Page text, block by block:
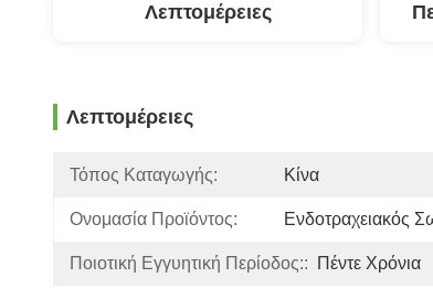
Λεπτομέρειες
Λεπτομέρειες
Τόπος Καταγωγής: Κίνα
Ονομασία Προϊόντος: Ενδοτραχειακός
Ποιοτική Εγγυητική Περίοδος:: Πέντε Χρόνια